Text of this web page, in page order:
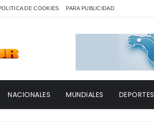
DE COOKIES PARA PUBLICIDAD
NACIONALES MUNDIALES DEPORTES